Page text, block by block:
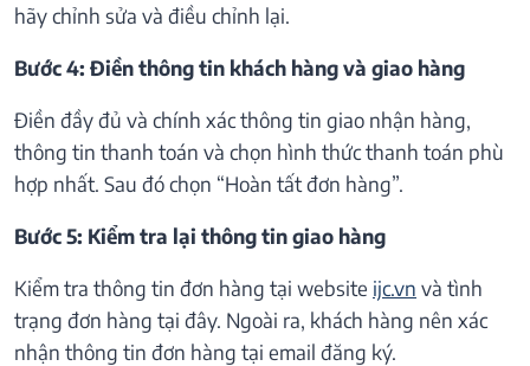
hãy chỉnh sửa và điều chỉnh lại.
Bước 4: Điền thông tin khách hàng và giao hàng
Điền đầy đủ và chính xác thông tin giao nhận hàng,
thông tin thanh toán và chọn hình thức thanh toán phù
hợp nhất. Sau đó chọn “Hoàn tất đơn hàng”.
Bước 5: Kiểm tra lại thông tin giao hàng
Kiểm tra thông tin đơn hàng tại website ijc.vn và tình
trạng đơn hàng tại đây. Ngoài ra, khách hàng nên xác
nhận thông tin đơn hàng tại email đăng ký.